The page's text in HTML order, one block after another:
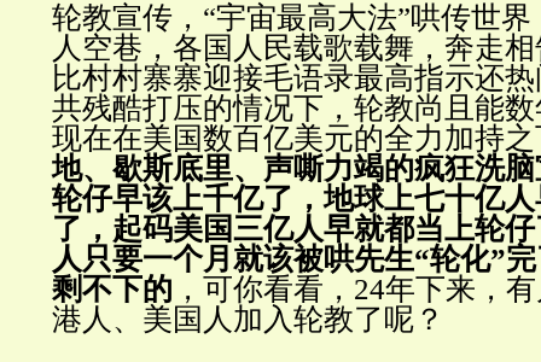
轮教宣传，“宇宙最高大法”哄传世
人空巷，各国人民载歌载舞，奔走
比村村寨寨迎接毛语录最高指示还
共残酷打压的情况下，轮教尚且能
现在在美国数百亿美元的全力加持
地、歇斯底里、声嘶力竭的疯狂洗
轮仔早该上千亿了，地球上七十亿
了，起码美国三亿人早就都当上轮
人只要一个月就该被哄先生“轮化”
剩不下的 ，可你看看，24年下来，
港人、美国人加入轮教了呢？